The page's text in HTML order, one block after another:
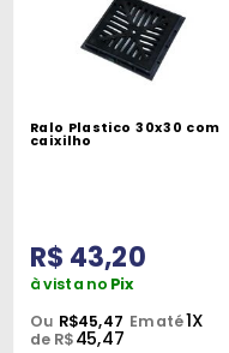
Ralo Plastico 30x30 com
caixilho
R$ 43,20
à vista no Pix
Ou R$45,47 Em até1X
de R$45,47